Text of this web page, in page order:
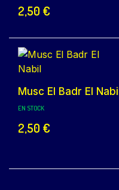
2,50 €
Musc El Badr El Nabil
EN STOCK
2,50 €